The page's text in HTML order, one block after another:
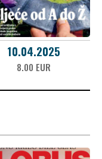
10.04.2025
8.00 EUR